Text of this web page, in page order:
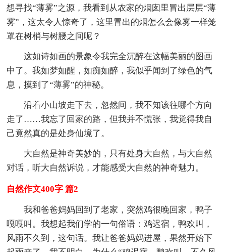
想寻找“薄雾”之源，我看到从农家的烟囱里冒出层层“薄
雾”，这太令人惊奇了，这里冒出的烟怎么会像雾一样笼
罩在树梢与树腰之间呢？
这如诗如画的景象令我完全沉醉在这幅美丽的图画
中了。我如梦如醒，如痴如醉，我似乎闻到了绿色的气
息，摸到了“薄雾”的神秘。
沿着小山坡走下去，忽然间，我不知该往哪个方向
走了……我忘了回家的路，但我并不慌张，我觉得我自
己竟然真的是处身仙境了。
大自然是神奇美妙的，只有处身大自然，与大自然
对话，听大自然诉说，才能感受大自然的神奇魅力。
自然作文400字 篇2
我和爸爸妈妈回到了老家，突然鸡很晚回家，鸭子
嘎嘎叫。我想起我们学的一句俗语：鸡迟宿，鸭欢叫，
风雨不久到，这句话。我让爸爸妈妈进屋，果然开始下